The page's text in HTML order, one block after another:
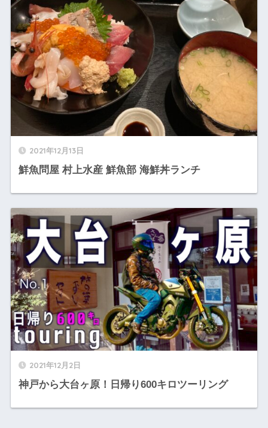
2021年12月13日
鮮魚問屋 村上水産 鮮魚部 海鮮丼ランチ
2021年12月2日
神戸から大台ヶ原！日帰り600キロツーリング